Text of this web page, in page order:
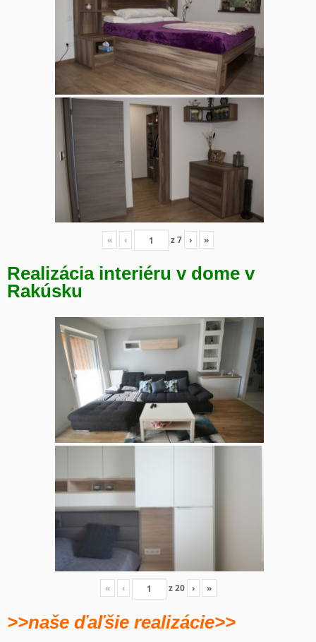
« ‹ z7 › »
Realizácia interiéru v dome v
Rakúsku
« ‹ z20 › »
>>naše ďaľšie realizácie>>